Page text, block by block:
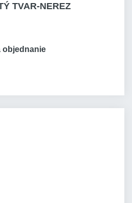
TVAR-NEREZ
objednanie